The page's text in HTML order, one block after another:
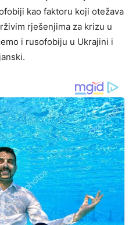
kao faktoru koji otežava
rješenjima za krizu u
i rusofobiju u Ukrajini i